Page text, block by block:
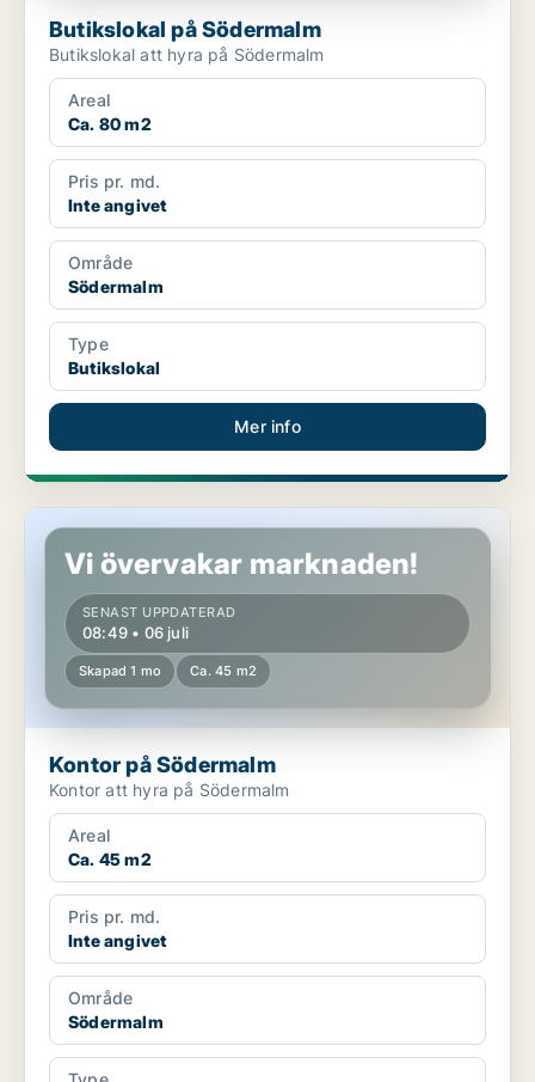
Butikslokal på Södermalm
Butikslokal att hyra på Södermalm
Areal
Ca. 80 m2
Pris pr. md.
Inte angivet
Område
Södermalm
Type
Butikslokal
Mer info
Kontor på Södermalm
Vi övervakar marknaden!
SENAST UPPDATERAD
08:49 • 06 juli
Skapad 1 mo Ca. 45 m2
Kontor på Södermalm
Kontor att hyra på Södermalm
Areal
Ca. 45 m2
Pris pr. md.
Inte angivet
Område
Södermalm